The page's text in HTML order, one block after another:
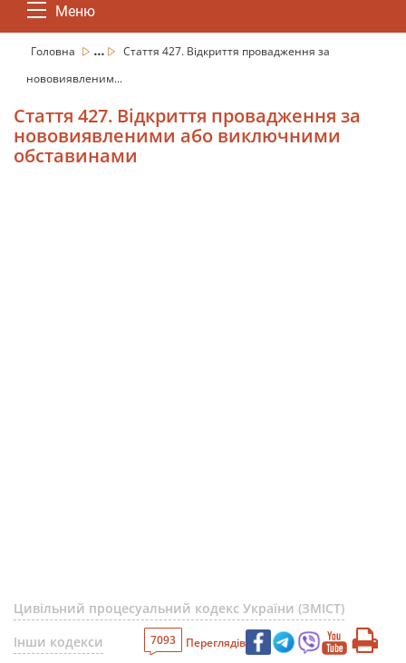
Меню
Головна ...
Стаття 427. Відкриття провадження за
нововиявленим...
Стаття 427. Відкриття провадження за
нововиявленими або виключними
обставинами
Цивільний процесуальний кодекс України (ЗМІСТ)
Інши кодекси
7093 Переглядів